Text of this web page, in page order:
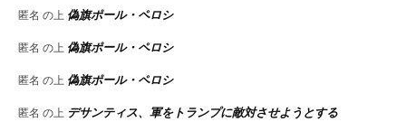
匿名 の上 偽旗ポール・ペロシ
匿名 の上 偽旗ポール・ペロシ
匿名 の上 偽旗ポール・ペロシ
匿名 の上 デサンティス、軍をトランプに敵対させようとする